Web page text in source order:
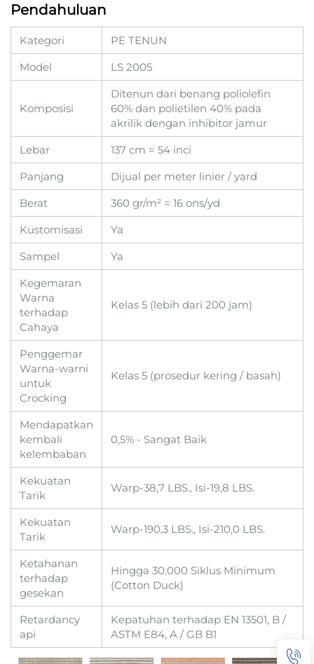
Pendahuluan
Kategori
PE TENUN
Model
LS 2005
Komposisi
Ditenun dari benang poliolefin
60% dan polietilen 40% pada
akrilik dengan inhibitor jamur
Lebar
137 cm = 54 inci
Panjang
Dijual per meter linier / yard
Berat
360 gr/m² = 16 ons/yd
Kustomisasi
Ya
Sampel
Ya
Kegemaran
Warna
terhadap
Cahaya
Kelas 5 (lebih dari 200 jam)
Penggemar
Warna-warni
untuk
Crocking
Kelas 5 (prosedur kering / basah)
Mendapatkan
kembali
kelembaban
0,5% - Sangat Baik
Kekuatan
Tarik
Warp-38,7 LBS., Isi-19,8 LBS.
Kekuatan
Tarik
Warp-190,3 LBS., Isi-210,0 LBS.
Ketahanan
terhadap
gesekan
Hingga 30.000 Siklus Minimum
(Cotton Duck)
Retardancy
api
Kepatuhan terhadap EN 13501, B /
ASTM E84, A / GB B1